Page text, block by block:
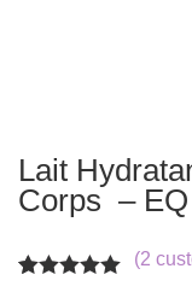
Lait
Corps – EQ
(2